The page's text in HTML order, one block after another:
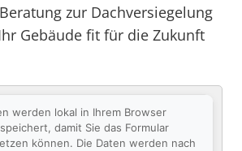
zur Dachversiegelung
Gebäude fit für die Zukunft
werden lokal in Ihrem Browser
damit Sie das Formular
können. Die Daten werden nach